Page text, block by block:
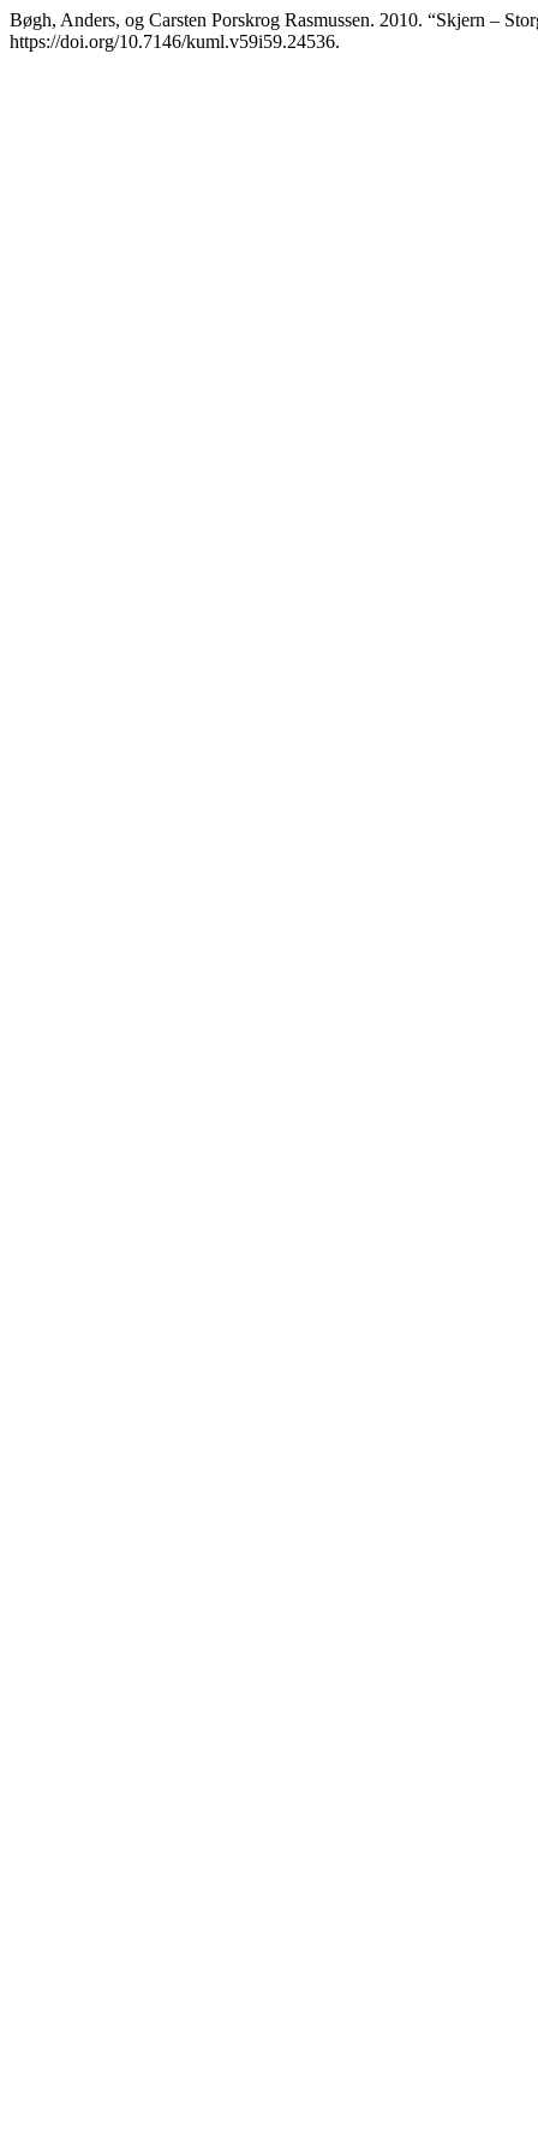
Bøgh, Anders, og Carsten Porskrog Rasmussen. 2010. “Skjern –
https://doi.org/10.7146/kuml.v59i59.24536.